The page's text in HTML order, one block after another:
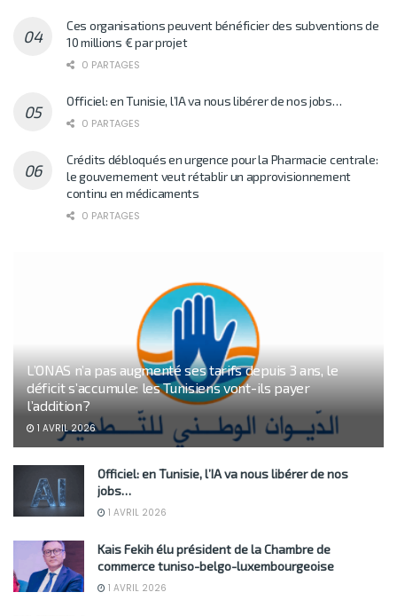
Ces organisations peuvent bénéficier des subventions de
10 millions € par projet
0 PARTAGES
Officiel: en Tunisie, l’IA va nous libérer de nos jobs…
0 PARTAGES
Crédits débloqués en urgence pour la Pharmacie centrale:
le gouvernement veut rétablir un approvisionnement
continu en médicaments
0 PARTAGES
L’ONAS n’a pas augmenté ses tarifs depuis 3 ans, le
déficit s’accumule: les Tunisiens vont-ils payer
l’addition?
1 AVRIL 2026
Officiel: en Tunisie, l’IA va nous libérer de nos
jobs…
1 AVRIL 2026
Kais Fekih élu président de la Chambre de
commerce tuniso-belgo-luxembourgeoise
1 AVRIL 2026